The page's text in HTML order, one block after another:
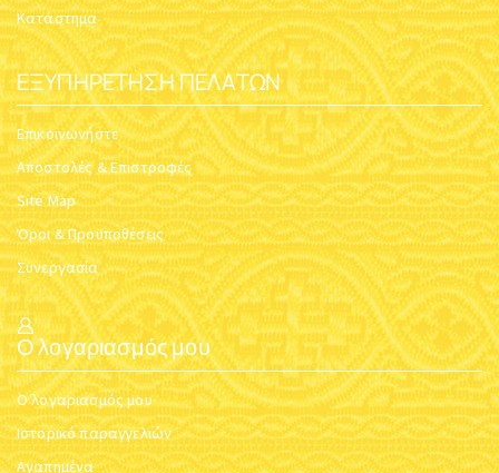
Κατάστημα
ΕΞΥΠΗΡΈΤΗΣΗ ΠΕΛΑΤΏΝ
Επικοινωνήστε
Αποστολές & Επιστροφές
Site Map
Όροι & Προϋποθέσεις
Συνεργασία
Ο λογαριασμός μου
Ο λογαριασμός μου
Ιστορικό παραγγελιών
Αγαπημένα